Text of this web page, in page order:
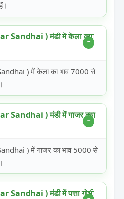
) मंडी में केला क्या
) में केला का भाव 7000 से
) मंडी में गाजर क्या
) में गाजर का भाव 5000 से
) मंडी में पत्ता गोभी